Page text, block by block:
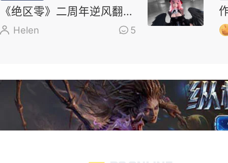
《绝区零》二周年逆风翻
盘，新角色太顶了
Helen 5